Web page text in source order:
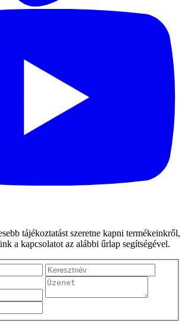
tájékoztatást szeretne kapni termékeinkről,
a kapcsolatot az alábbi űrlap segítségével.